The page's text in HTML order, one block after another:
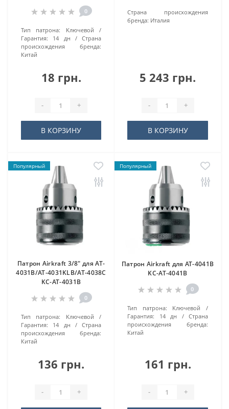
0
Тип патрона:
Kлючeвoй
Гарантия:
14 дн
Страна
происхождения бренда:
Китай
18 грн.
- +
В КОРЗИНУ
Страна происхождения
бренда: Италия
5 243 грн.
- +
В КОРЗИНУ
Популярный
Патрон Airkraft 3/8" для AT-
4031B/AT-4031KLB/AT-4038C
KC-AT-4031B
0
Тип патрона:
Kлючeвoй
Гарантия:
14 дн
Страна
происхождения бренда:
Китай
136 грн.
- +
Популярный
Патрон Airkraft для AT-4041B
KC-AT-4041B
0
Тип патрона:
Kлючeвoй
Гарантия:
14 дн
Страна
происхождения бренда:
Китай
161 грн.
- +